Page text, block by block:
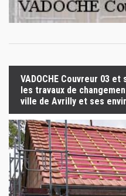
VADOCHE Couvreur 03
les travaux de
ville de Avrilly et ses